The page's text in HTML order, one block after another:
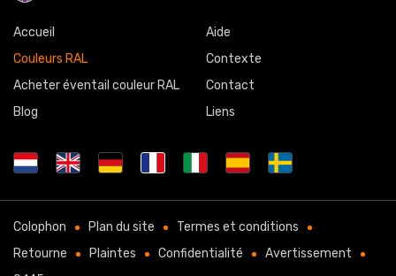
Accueil
Couleurs RAL
Acheter éventail couleur RAL
Blog
Aide
Contexte
Contact
Liens
Colophon Plan du site
Termes et conditions
Retourne
Plaintes Confidentialité
Avertissement